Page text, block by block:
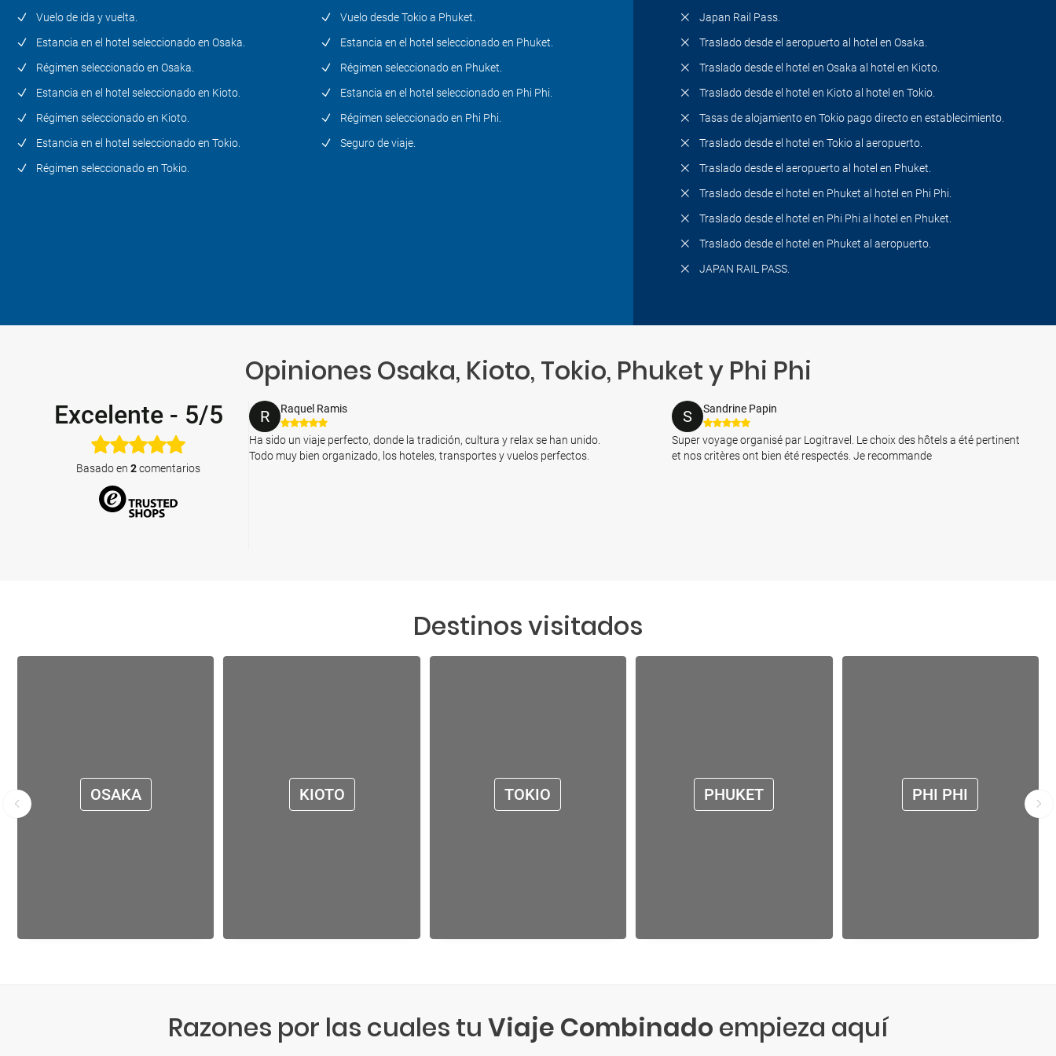
Vuelo de ida y vuelta.
Estancia en el hotel seleccionado en Osaka.
Régimen seleccionado en Osaka.
Estancia en el hotel seleccionado en Kioto.
Régimen seleccionado en Kioto.
Estancia en el hotel seleccionado en Tokio.
Régimen seleccionado en Tokio.
Vuelo desde Tokio a Phuket.
Estancia en el hotel seleccionado en Phuket.
Régimen seleccionado en Phuket.
Estancia en el hotel seleccionado en Phi Phi.
Régimen seleccionado en Phi Phi.
Seguro de viaje.
Japan Rail Pass.
Traslado desde el aeropuerto al hotel en Osaka.
Traslado desde el hotel en Osaka al hotel en Kioto.
Traslado desde el hotel en Kioto al hotel en Tokio.
Tasas de alojamiento en Tokio pago directo en establecimiento.
Traslado desde el hotel en Tokio al aeropuerto.
Traslado desde el aeropuerto al hotel en Phuket.
Traslado desde el hotel en Phuket al hotel en Phi Phi.
Traslado desde el hotel en Phi Phi al hotel en Phuket.
Traslado desde el hotel en Phuket al aeropuerto.
JAPAN RAIL PASS.
Opiniones Osaka, Kioto, Tokio, Phuket y Phi Phi
Excelente- 5/5
Basado en 2comentarios
R Raquel Ramis
Ha sido un viaje perfecto, donde la tradición, cultura y relax se han unido.
Todo muy bien organizado, los hoteles, transportes y vuelos perfectos.
S Sandrine Papin
Super voyage organisé par Logitravel. Le choix des hôtels a été pertinent
et nos critères ont bien été respectés. Je recommande
Destinos visitados
OSAKA KIOTO TOKIO PHUKET PHI PHI
Razones por las cuales tu Viaje Combinado empieza aquí